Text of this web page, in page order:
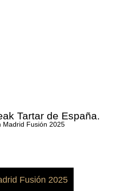
Tartar de España.
Madrid Fusión 2025
Fusión 2025